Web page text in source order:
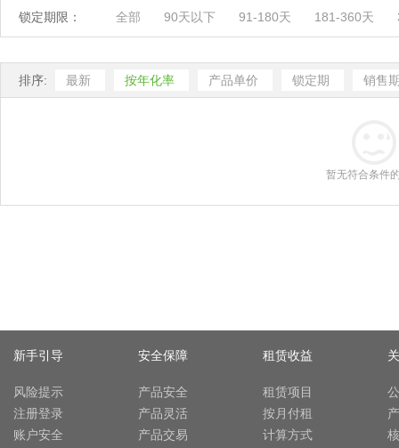
锁定期限： 全部 90天以下 91-180天 181-360天
排序: 最新 按年化率 产品单价 锁定期 销售
暂无符合条件
新手引导
风险提示
注册登录
账户安全
安全保障
产品安全
产品灵活
产品交易
租赁收益
租赁项目
按月付租
计算方式